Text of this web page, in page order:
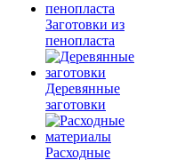
Заготовки из
пенопласта
Деревянные
заготовки
Расходные